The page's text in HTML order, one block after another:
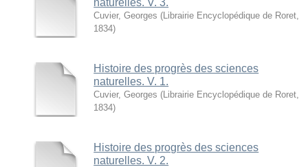
naturelles. V. 3.
Cuvier, Georges ( Librairie Encyclopédique de Roret
1834)
Histoire des progrès des sciences
naturelles. V. 1.
Cuvier, Georges ( Librairie Encyclopédique de Roret
1834)
Histoire des progrès des sciences
naturelles. V. 2.